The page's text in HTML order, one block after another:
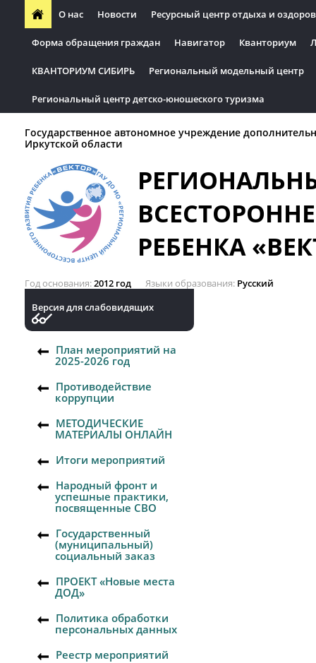
О нас Новости Ресурсный центр отдыха и
Форма обращения граждан Навигатор Кванториум
КВАНТОРИУМ СИБИРЬ Региональный модельный центр
Региональный центр детско-юношеского туризма
Государственное автономное учреждение
Иркутской области
РЕБЕНКА
Год основания 2012 год Языки образования Русский
Версия для слабовидящих
План мероприятий на
2025-2026 год
Противодействие
коррупции
МЕТОДИЧЕСКИЕ
МАТЕРИАЛЫ ОНЛАЙН
Итоги мероприятий
Народный фронт и
успешные практики,
посвященные СВО
Государственный
(муниципальный)
социальный заказ
ПРОЕКТ «Новые места
ДОД»
Политика обработки
персональных данных
Реестр мероприятий